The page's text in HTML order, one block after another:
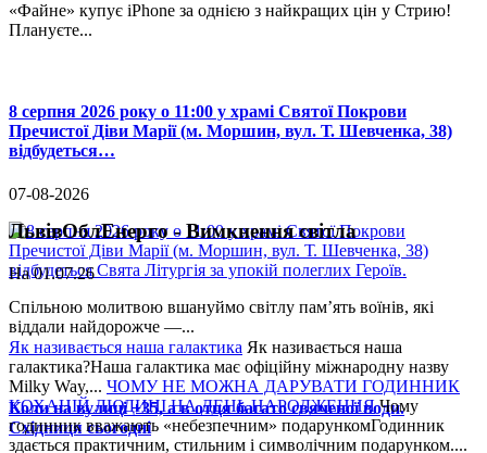
«Файне» купує iPhone за однією з найкращих цін у Стрию!
Плануєте...
8 серпня 2026 року о 11:00 у храмі Святої Покрови
Пречистої Діви Марії (м. Моршин, вул. Т. Шевченка, 38)
відбудеться…
07-08-2026
Спільною молитвою вшануймо світлу пам’ять воїнів, які
віддали найдорожче —...
Коли на вулиці +35, а в отця багато свяченої води.
Східниця сьогодні
ЛьвівОблЕнерго - Вимкнення світла
На 01.07.26
Як називається наша галактика Як називається наша
галактика?Наша галактика має офіційну міжнародну назву
Milky Way,... ЧОМУ НЕ МОЖНА ДАРУВАТИ ГОДИННИК
КОХАНІЙ ЛЮДИНІ НА ДЕНЬ НАРОДЖЕННЯ Чому
годинник вважають «небезпечним» подарункомГодинник
здається практичним, стильним і символічним подарунком....